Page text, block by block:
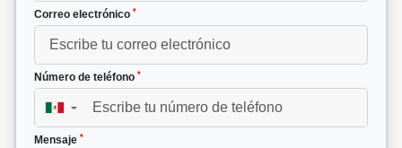
Correo electrónico *
Número de teléfono *
▼
Mensaje *